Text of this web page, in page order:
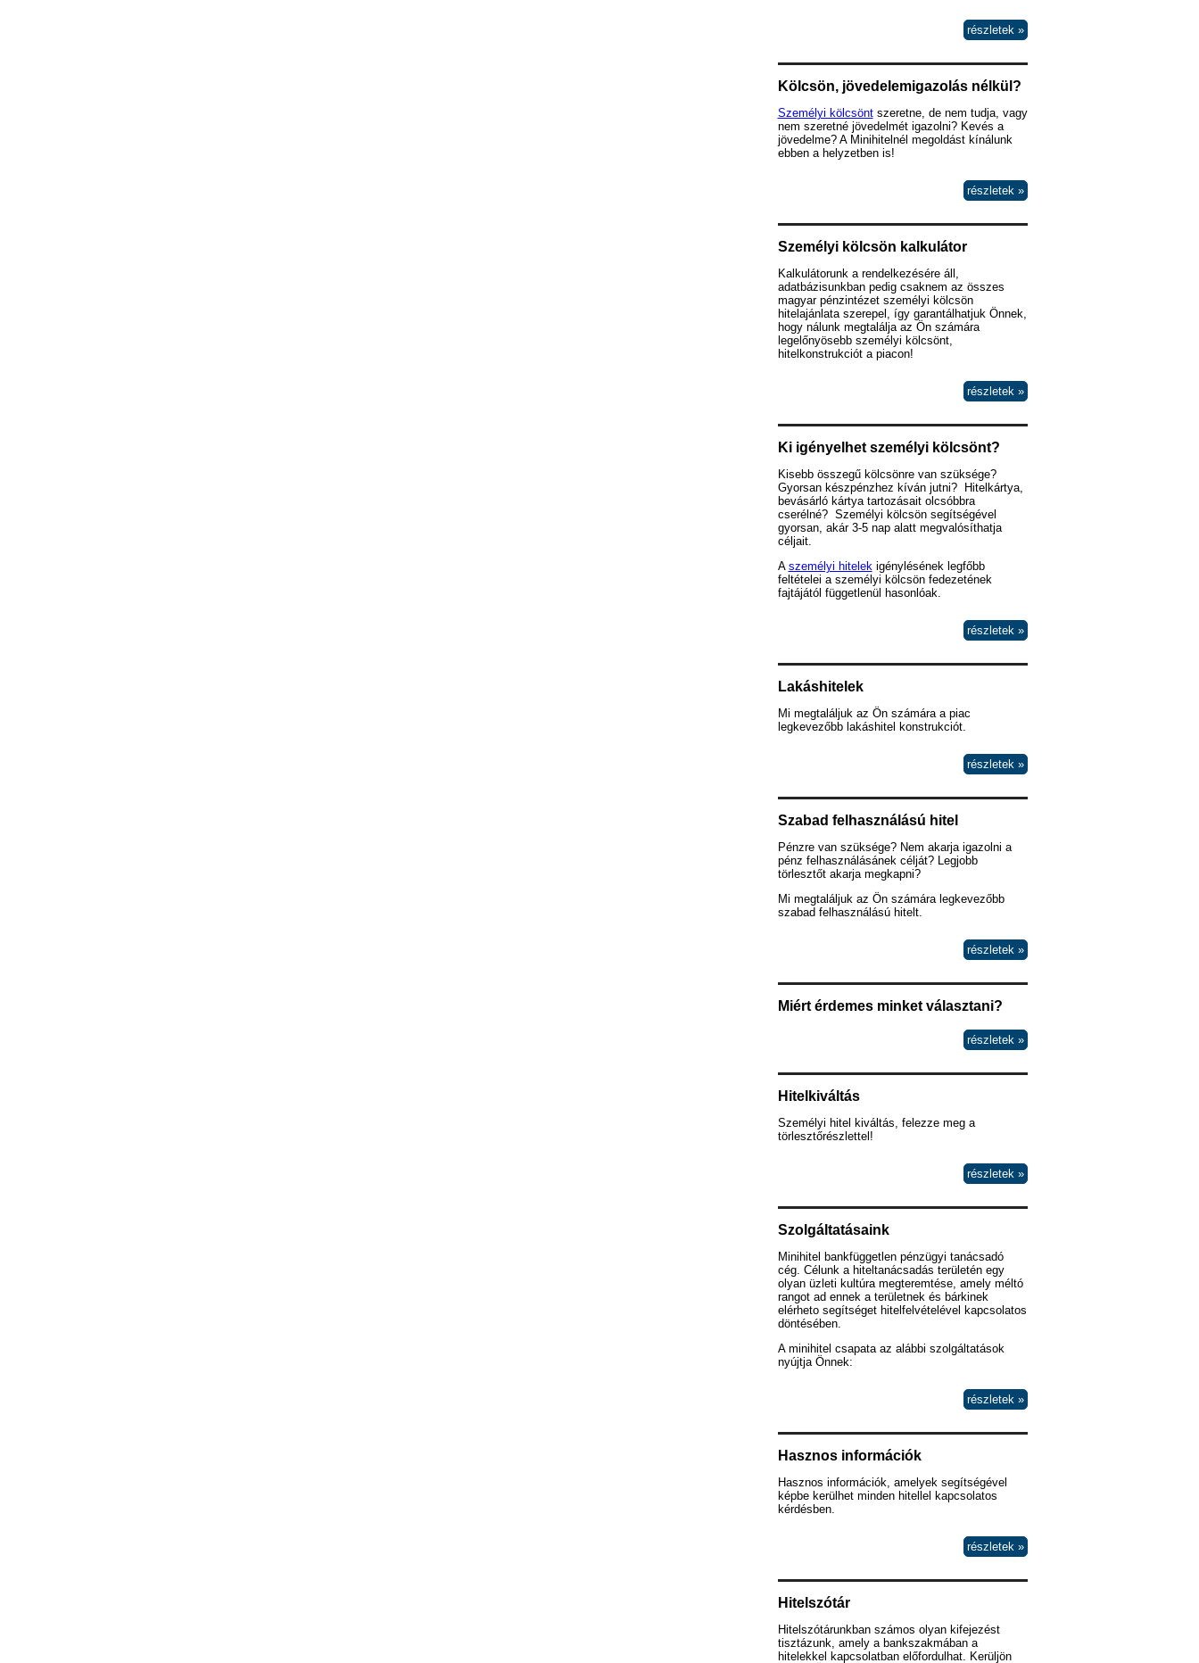
részletek »
Kölcsön, jövedelemigazolás nélkül?
Személyi kölcsöntszeretne, de nem tudja, vagy
nem szeretné jövedelmét igazolni? Kevés a
jövedelme? A Minihitelnél megoldást kínálunk
ebben a helyzetben is!
részletek »
Személyi kölcsön kalkulátor
Kalkulátorunk a rendelkezésére áll,
adatbázisunkban pedig csaknem az összes
magyar pénzintézet személyi kölcsön
hitelajánlata szerepel, így garantálhatjuk Önnek,
hogy nálunk megtalálja az Ön számára
legelőnyösebb személyi kölcsönt,
hitelkonstrukciót a piacon!
részletek »
Ki igényelhet személyi kölcsönt?
Kisebb összegű kölcsönre van szüksége?
Gyorsan készpénzhez kíván jutni? Hitelkártya,
bevásárló kártya tartozásait olcsóbbra
cserélné? Személyi kölcsön segítségével
gyorsan, akár 3-5 nap alatt megvalósíthatja
céljait.
A személyi hitelekigénylésének legfőbb
feltételei a személyi kölcsön fedezetének
fajtájától függetlenül hasonlóak.
részletek »
Lakáshitelek
Mi megtaláljuk az Ön számára a piac
legkevezőbb lakáshitel konstrukciót.
részletek »
Szabad felhasználású hitel
Pénzre van szüksége? Nem akarja igazolni a
pénz felhasználásánek célját? Legjobb
törlesztőt akarja megkapni?
Mi megtaláljuk az Ön számára legkevezőbb
szabad felhasználású hitelt.
részletek »
Miért érdemes minket választani?
részletek »
Hitelkiváltás
Személyi hitel kiváltás, felezze meg a
törlesztőrészlettel!
részletek »
Szolgáltatásaink
Minihitel bankfüggetlen pénzügyi tanácsadó
cég. Célunk a hiteltanácsadás területén egy
olyan üzleti kultúra megteremtése, amely méltó
rangot ad ennek a területnek és bárkinek
elérheto segítséget hitelfelvételével kapcsolatos
döntésében.
A minihitel csapata az alábbi szolgáltatások
nyújtja Önnek:
részletek »
Hasznos információk
Hasznos információk, amelyek segítségével
képbe kerülhet minden hitellel kapcsolatos
kérdésben.
részletek »
Hitelszótár
Hitelszótárunkban számos olyan kifejezést
tisztázunk, amely a bankszakmában a
hitelekkel kapcsolatban előfordulhat. Kerüljön